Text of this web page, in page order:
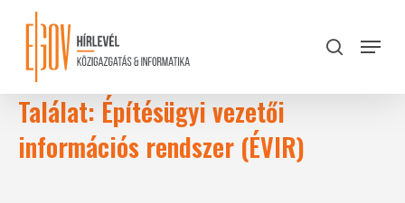
content
search
Menu
Találat: Építésügyi vezetői
információs rendszer (ÉVIR)
Close